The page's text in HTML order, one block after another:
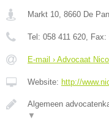
Markt 10, 8660 De
Tel: 058 411 620, Fax:
E-mail › Advocaat
Website: http://
Algemeen
▼